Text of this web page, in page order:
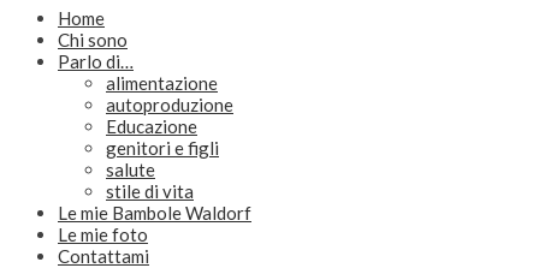
Home
Chi sono
Parlo di…
alimentazione
autoproduzione
Educazione
genitori e figli
salute
stile di vita
Le mie Bambole Waldorf
Le mie foto
Contattami